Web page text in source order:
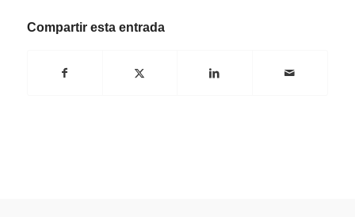
Compartir esta entrada